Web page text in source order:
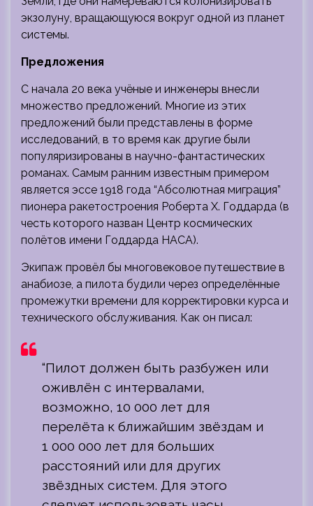
экзолуну, вращающуюся вокруг одной из планет
системы.
Предложения
С начала 20 века учёные и инженеры внесли
множество предложений. Многие из этих
предложений были представлены в форме
исследований, в то время как другие были
популяризированы в научно-фантастических
романах. Самым ранним известным примером
является эссе 1918 года “Абсолютная миграция”
пионера ракетостроения Роберта Х. Годдарда (в
честь которого назван Центр космических
полётов имени Годдарда НАСА).
Экипаж провёл бы многовековое путешествие в
анабиозе, а пилота будили через определённые
промежутки времени для корректировки курса и
технического обслуживания. Как он писал:
“Пилот должен быть разбужен или
оживлён с интервалами,
возможно, 10 000 лет для
перелёта к ближайшим звёздам и
1 000 000 лет для больших
расстояний или для других
звёздных систем. Для этого